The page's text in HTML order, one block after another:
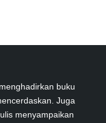
buku
Juga
menyampaikan